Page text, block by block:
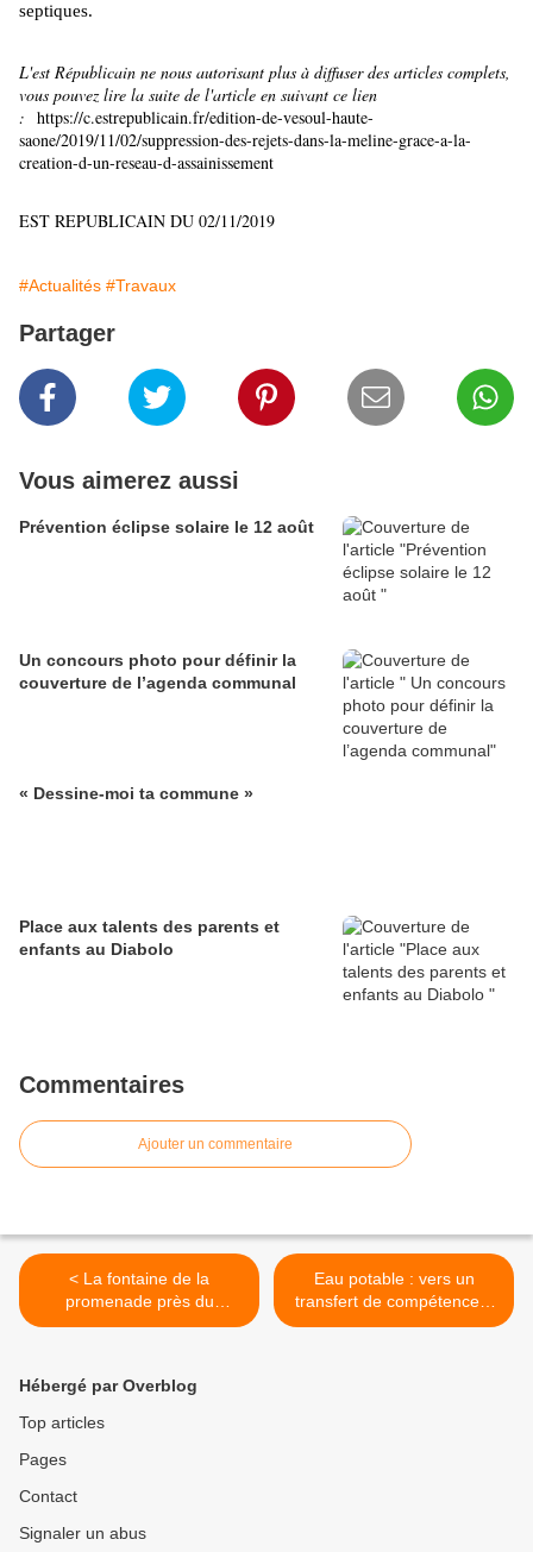
septiques.
L'est Républicain ne nous autorisant plus à diffuser des articles complets,
vous pouvez lire la suite de l'article en suivant ce lien
: https://c.estrepublicain.fr/edition-de-vesoul-haute-
saone/2019/11/02/suppression-des-rejets-dans-la-meline-grace-a-la-
creation-d-un-reseau-d-assainissement
EST REPUBLICAIN DU 02/11/2019
#Actualités #Travaux
Partager
Vous aimerez aussi
Prévention éclipse solaire le 12 août
Un concours photo pour définir la
couverture de l’agenda communal
« Dessine-moi ta commune »
Place aux talents des parents et
enfants au Diabolo
Commentaires
Ajouter un commentaire
< La fontaine de la
promenade près du
ruisseau a été restaurée
Eau potable : vers un
transfert de compétence à
la Communauté d’agglo >
Hébergé par Overblog
Top articles
Pages
Contact
Signaler un abus